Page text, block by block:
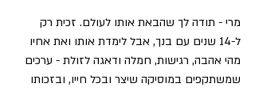
מרי - תודה לך שהבאת אותו לעולם. זכית רק
ל-14 שנים עם בנך, אבל לימדת אותו ואת אחיו
מהי אהבה, רגישות, חמלה ודאגה לזולת - ערכים
שמשתקפים במוסיקה שיצר ובכל חייו, ובזכותו